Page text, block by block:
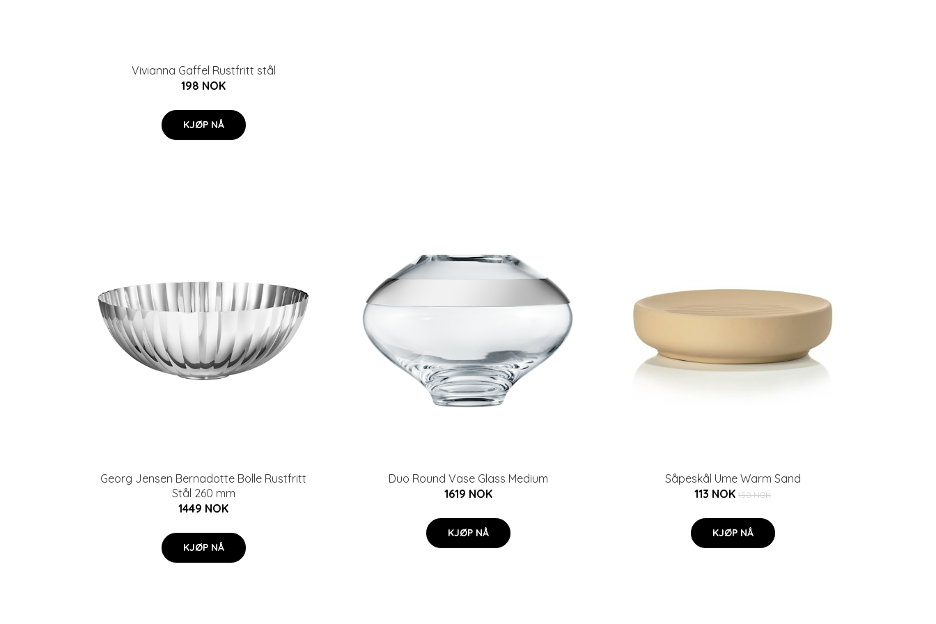
Vivianna Gaffel Rustfritt stål
198 NOK
KJØP NÅ
Georg Jensen Bernadotte Bolle Rustfritt
Stål 260 mm
1449 NOK
KJØP NÅ
Duo Round Vase Glass Medium
1619 NOK
KJØP NÅ
Såpeskål Ume Warm Sand
113 NOK 150 NOK
KJØP NÅ